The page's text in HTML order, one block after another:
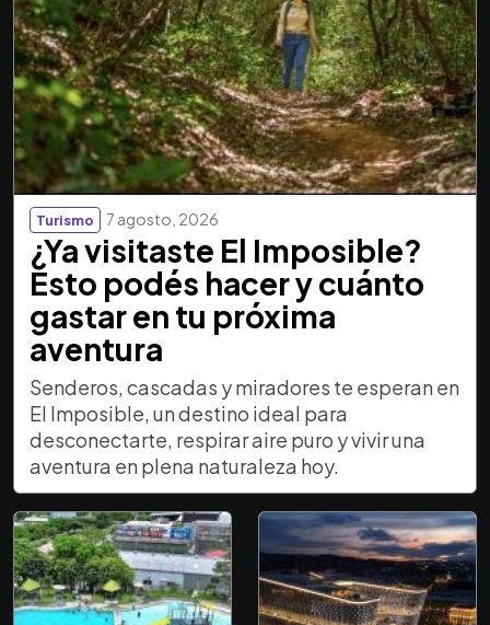
Turismo 7 agosto, 2026
¿Ya visitaste El Imposible?
Esto podés hacer y cuánto
gastar en tu próxima
aventura
Senderos, cascadas y miradores te esperan en
El Imposible, un destino ideal para
desconectarte, respirar aire puro y vivir una
aventura en plena naturaleza hoy.